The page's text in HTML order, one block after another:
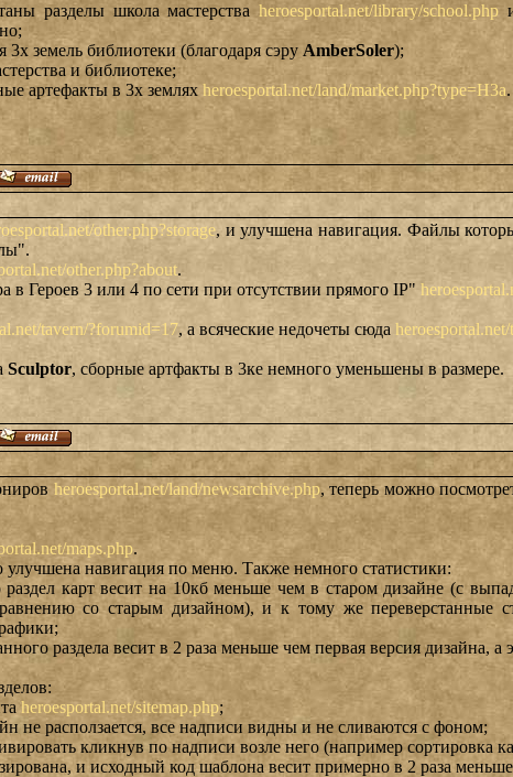
разделы школа мастерстваheroesportal.net/library/school.php
3х земель библиотеки (благодаря сэру AmberSoler);
и библиотеке;
артефакты в 3х землях heroesportal.net/land/market.php?type=H3a.
other.php?storage, и улучшена навигация. Файлы
other.php?about.
в Героев 3 или 4 по сети при отсутствии прямого IP"
tavern/?forumid=17, а всяческие недочеты сюда
Sculptor, сборные артфакты в 3ке немного уменьшены в размере.
heroesportal.net/land/newsarchive.php, теперь можно
maps.php.
улучшена навигация по меню. Также немного статистики:
раздел карт весит на 10кб меньше чем в старом дизайне (с
со старым дизайном), и к тому же переверстанные
раздела весит в 2 раза меньше чем первая версия дизайна,
heroesportal.net/sitemap.php;
не расползается, все надписи видны и не сливаются с фоном;
кликнув по надписи возле него (например сортировка
и исходный код шаблона весит примерно в 2 раза